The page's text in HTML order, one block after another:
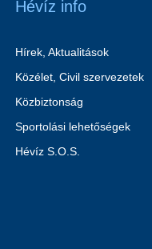
Hévíz info
Hírek, Aktualitások
Közélet, Civil szervezetek
Közbiztonság
Sportolási lehetőségek
Hévíz S.O.S.